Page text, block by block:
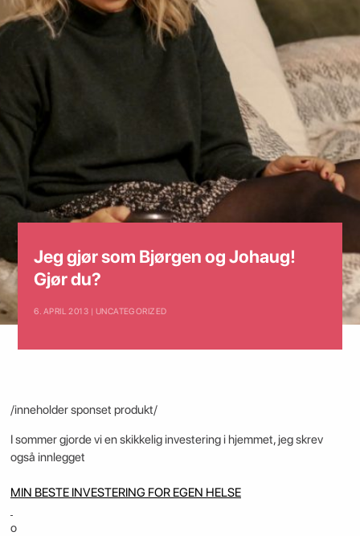
Jeg gjør som Bjørgen og Johaug!
Gjør du?
6. APRIL 2013 | UNCATEGORIZED
/inneholder sponset produkt/
I sommer gjorde vi en skikkelig investering i hjemmet, jeg skrev
også innlegget
MIN BESTE INVESTERING FOR EGEN HELSE
o